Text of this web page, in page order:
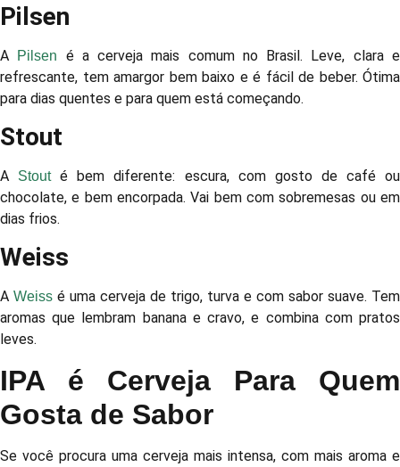
Pilsen
A Pilsen
é a cerveja mais comum no Brasil. Leve, clara e
refrescante, tem amargor bem baixo e é fácil de beber. Ótima
para dias quentes e para quem está começando.
Stout
A Stouté bem diferente: escura, com gosto de café ou
chocolate, e bem encorpada. Vai bem com sobremesas ou em
dias frios.
Weiss
A Weiss é uma cerveja de trigo, turva e com sabor suave. Tem
aromas que lembram banana e cravo, e combina com pratos
leves.
IPA é Cerveja Para Quem
Gosta de Sabor
Se você procura uma cerveja mais intensa, com mais aroma e